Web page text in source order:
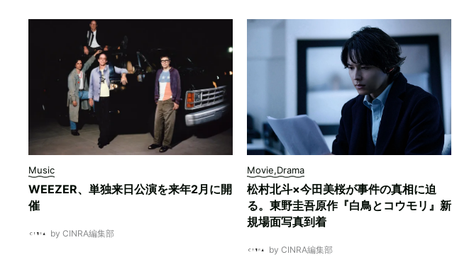
Music
WEEZER、単独来日公演を来年2月に開
催
by CINRA編集部
Movie,Drama
松村北斗×今田美桜が事件の真相に迫
る。東野圭吾原作『白鳥とコウモリ』新
規場面写真到着
by CINRA編集部